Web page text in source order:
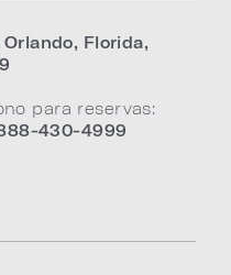
Orlando, Florida,
para reservas:
430-4999